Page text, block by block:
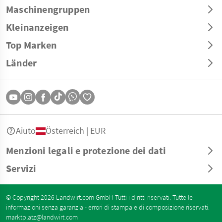
Maschinengruppen
Kleinanzeigen
Top Marken
Länder
Menzioni legali e protezione dei dati
Servizi
Aiuto Österreich | EUR
© Copyright 2026 Landwirt.com GmbH Tutti i diritti riservati. Tutte le
informazioni senza garanzia - errori di stampa e di composizione riservati.
marktplatz@landwirt.com